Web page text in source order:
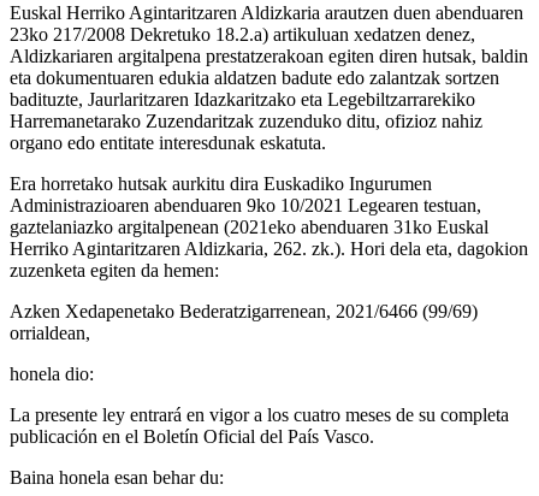
Euskal Herriko Agintaritzaren Aldizkaria arautzen duen abenduaren
23ko 217/2008 Dekretuko 18.2.a) artikuluan xedatzen denez,
Aldizkariaren argitalpena prestatzerakoan egiten diren hutsak, baldin
eta dokumentuaren edukia aldatzen badute edo zalantzak sortzen
badituzte, Jaurlaritzaren Idazkaritzako eta Legebiltzarrarekiko
Harremanetarako Zuzendaritzak zuzenduko ditu, ofizioz nahiz
organo edo entitate interesdunak eskatuta.
Era horretako hutsak aurkitu dira Euskadiko Ingurumen
Administrazioaren abenduaren 9ko 10/2021 Legearen testuan,
gaztelaniazko argitalpenean (2021eko abenduaren 31ko Euskal
Herriko Agintaritzaren Aldizkaria, 262. zk.). Hori dela eta, dagokion
zuzenketa egiten da hemen:
Azken Xedapenetako Bederatzigarrenean, 2021/6466 (99/69)
orrialdean,
honela dio:
La presente ley entrará en vigor a los cuatro meses de su completa
publicación en el Boletín Oficial del País Vasco.
Baina honela esan behar du: